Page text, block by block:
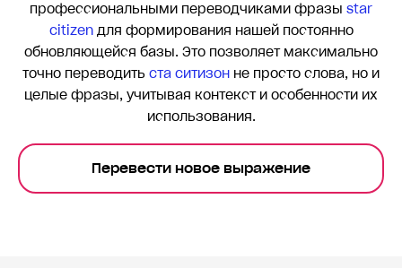
профессиональными переводчиками фразы star
citizenдля формирования нашей постоянно
обновляющейся базы. Это позволяет максимально
точно переводить ста ситизон не просто слова, но и
целые фразы, учитывая контекст и особенности их
использования.
Перевести новое выражение